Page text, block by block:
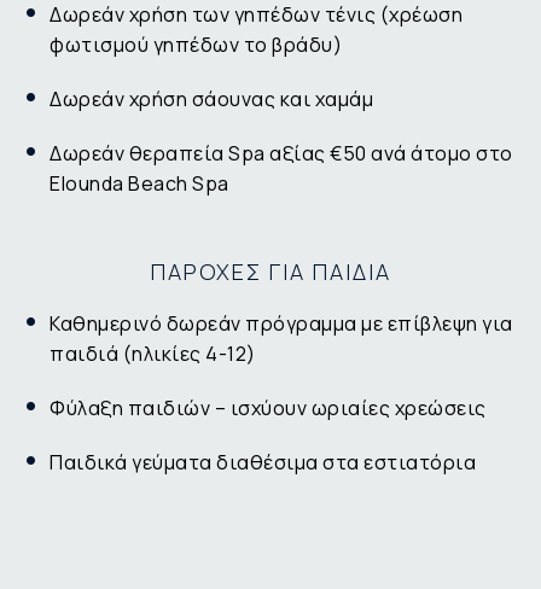
Δωρεάν χρήση των γηπέδων τένις (χρέωση
φωτισμού γηπέδων το βράδυ)
Δωρεάν χρήση σάουνας και χαμάμ
Δωρεάν θεραπεία Spa αξίας €50 ανά άτομο στο
Elounda Beach Spa
ΠΑΡΟΧΕΣ ΓΙΑ ΠΑΙΔΙΑ
Καθημερινό δωρεάν πρόγραμμα με επίβλεψη για
παιδιά (ηλικίες 4-12)
Φύλαξη παιδιών – ισχύουν ωριαίες χρεώσεις
Παιδικά γεύματα διαθέσιμα στα εστιατόρια